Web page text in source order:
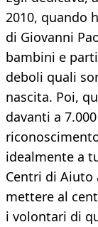
2010, quando
di Giovanni
bambini e
deboli quali
nascita. Poi,
davanti a
idealmente a
Centri di Aiuto
mettere al
i volontari di